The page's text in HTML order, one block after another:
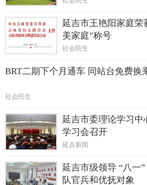
延吉市王艳阳家庭荣
美家庭”称号
社会民生
BRT二期下个月通车 同站台免费换
社会民生
延吉市委理论学习中
学习会召开
延吉新闻
延吉市级领导 “八一
队官兵和优抚对象